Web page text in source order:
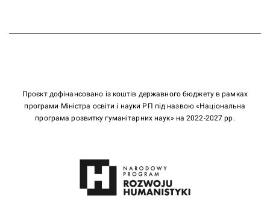
Проєкт дофінансовано із коштів державного бюджету в рамках
програми Міністра освіти і науки РП під назвою «Національна
програма розвитку гуманітарних наук» на 2022-2027 рр.